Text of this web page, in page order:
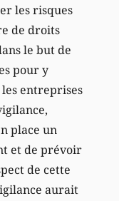
les risques
de droits
le but de
pour y
entreprises
place un
et de prévoir
de cette
aurait